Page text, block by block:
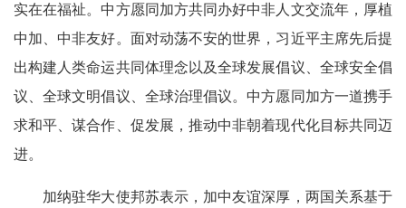
实在在福祉。中方愿同加方共同办好中非人文交流年，厚植
中加、中非友好。面对动荡不安的世界，习近平主席先后提
出构建人类命运共同体理念以及全球发展倡议、全球安全倡
议、全球文明倡议、全球治理倡议。中方愿同加方一道携手
求和平、谋合作、促发展，推动中非朝着现代化目标共同迈
进。
加纳驻华大使邦苏表示，加中友谊深厚，两国关系基于